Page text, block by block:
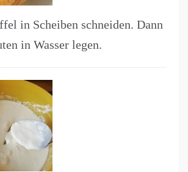
in Scheiben schneiden. Dann
in Wasser legen.